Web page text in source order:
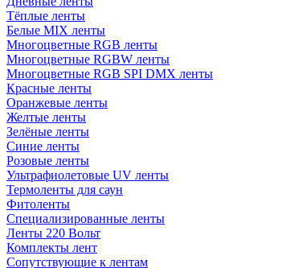
Тёплые ленты
Белые MIX ленты
Многоцветные RGB ленты
Многоцветные RGBW ленты
Многоцветные RGB SPI DMX ленты
Красные ленты
Оранжевые ленты
Желтые ленты
Зелёные ленты
Синие ленты
Розовые ленты
Ультрафиолетовые UV ленты
Термоленты для саун
Фитоленты
Специализированные ленты
Ленты 220 Вольт
Комплекты лент
Сопутствующие к лентам